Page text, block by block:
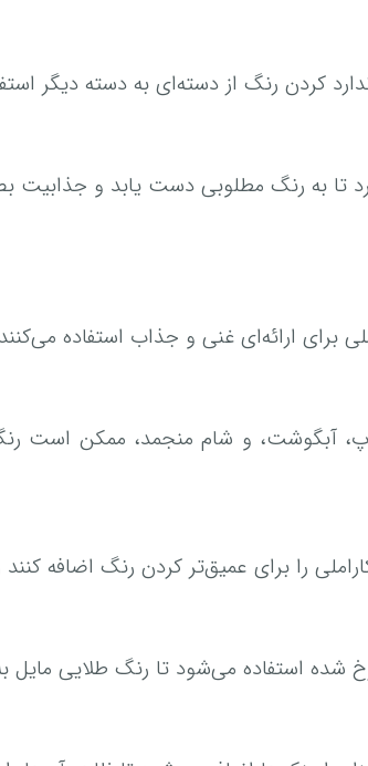
کردن رنگ از دسته‌ای به دسته دیگر
تا به رنگ مطلوبی دست یابد و جذابیت
ارائه‌ای غنی و جذاب استفاده
آبگوشت، و شام منجمد، ممکن است
را برای عمیق‌تر کردن رنگ اضافه
استفاده می‌شود تا رنگ طلایی مایل به